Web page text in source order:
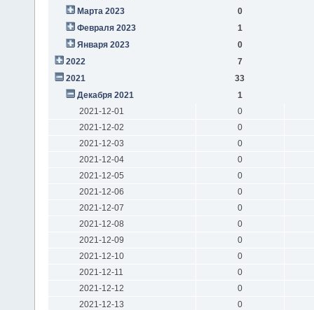
Марта 2023
0
Февраля 2023
1
Января 2023
0
2022
7
2021
33
Декабря 2021
1
2021-12-01
0
2021-12-02
0
2021-12-03
0
2021-12-04
0
2021-12-05
0
2021-12-06
0
2021-12-07
0
2021-12-08
0
2021-12-09
0
2021-12-10
0
2021-12-11
0
2021-12-12
0
2021-12-13
0